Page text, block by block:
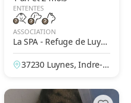
ENTENTES
ASSOCIATION
La SPA - Refuge de Luyn
es – Tours
37230 Luynes, Indre-et